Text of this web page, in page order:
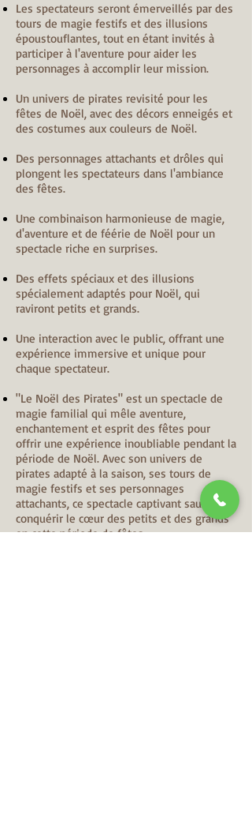
Les spectateurs seront émerveillés par des
tours de magie festifs et des illusions
époustouflantes, tout en étant invités à
participer à l'aventure pour aider les
personnages à accomplir leur mission.
Un univers de pirates revisité pour les
fêtes de Noël, avec des décors enneigés et
des costumes aux couleurs de Noël.
Des personnages attachants et drôles qui
plongent les spectateurs dans l'ambiance
des fêtes.
Une combinaison harmonieuse de magie,
d'aventure et de féérie de Noël pour un
spectacle riche en surprises.
Des effets spéciaux et des illusions
spécialement adaptés pour Noël, qui
raviront petits et grands.
Une interaction avec le public, offrant une
expérience immersive et unique pour
chaque spectateur.
"Le Noël des Pirates" est un spectacle de
magie familial qui mêle aventure,
enchantement et esprit des fêtes pour
offrir une expérience inoubliable pendant la
période de Noël. Avec son univers de
pirates adapté à la saison, ses tours de
magie festifs et ses personnages
attachants, ce spectacle captivant saura
conquérir le cœur des petits et des grands
en cette période de fêtes.